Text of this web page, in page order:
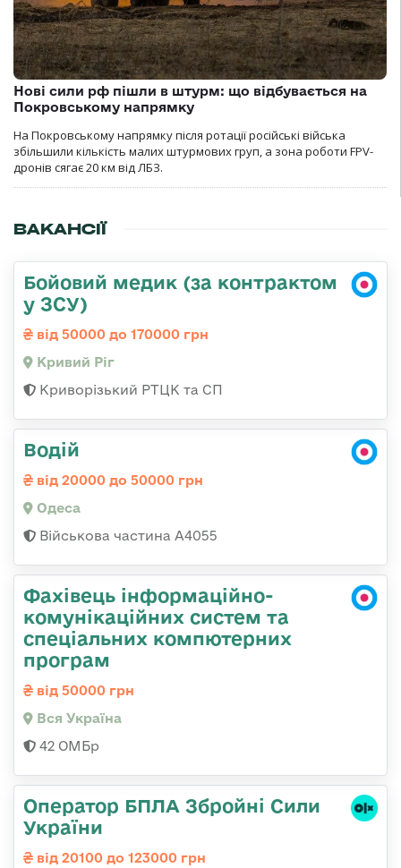
Нові сили рф пішли в штурм: що відбувається на
Покровському напрямку
На Покровському напрямку після ротації російські війська
збільшили кількість малих штурмових груп, а зона роботи FPV-
дронів сягає 20 км від ЛБЗ.
ВАКАНСІЇ
Бойовий медик (за контрактом
у ЗСУ)
від 50000 до 170000 грн
Кривий Ріг
Криворізький РТЦК та СП
Водій
від 20000 до 50000 грн
Одеса
Військова частина А4055
Фахівець інформаційно-
комунікаційних систем та
спеціальних компютерних
програм
від 50000 грн
Вся Україна
42 ОМБр
Оператор БПЛА Збройні Сили
України
від 20100 до 123000 грн